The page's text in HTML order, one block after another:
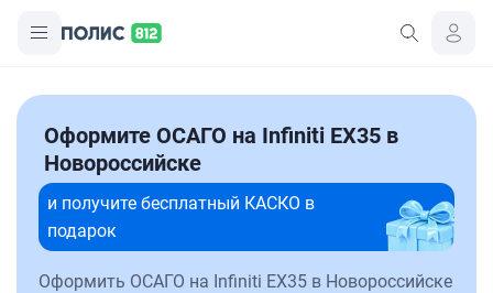
Оформите ОСАГО на Infiniti EX35 в
Новороссийске
и получите бесплатный КАСКО в
подарок
Оформить ОСАГО на Infiniti EX35 в Новороссийске